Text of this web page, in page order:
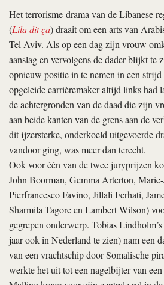
Het terrorisme-drama van de Libanese
(Lila dit ça) draait om een arts van
Tel Aviv. Als op een dag zijn vrouw
aanslag en vervolgens de dader blijkt
opnieuw positie in te nemen in een
opgeleide carrièremaker altijd links had
de achtergronden van de daad die zijn
aan beide kanten van de grens aan de
dit ijzersterke, onderkoeld uitgevoerde
vandoor ging, was meer dan terecht.
Ook voor één van de twee juryprijzen
John Boorman, Gemma Arterton, Marie-
Pierfrancesco Favino, Jillali Ferhati,
Sharmila Tagore en Lambert Wilson)
gegrepen onderwerp. Tobias Lindholm’s
jaar ook in Nederland te zien)nam een
van een vrachtschip door Somalische
werkte het uit tot een nagelbijter van een